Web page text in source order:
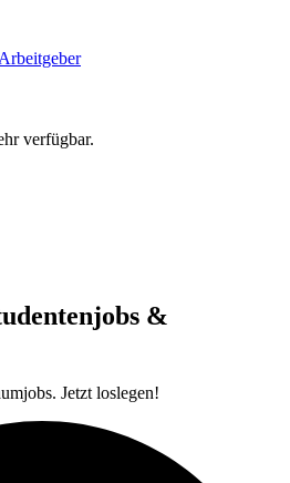
verfügbar.
&
Jetzt loslegen!